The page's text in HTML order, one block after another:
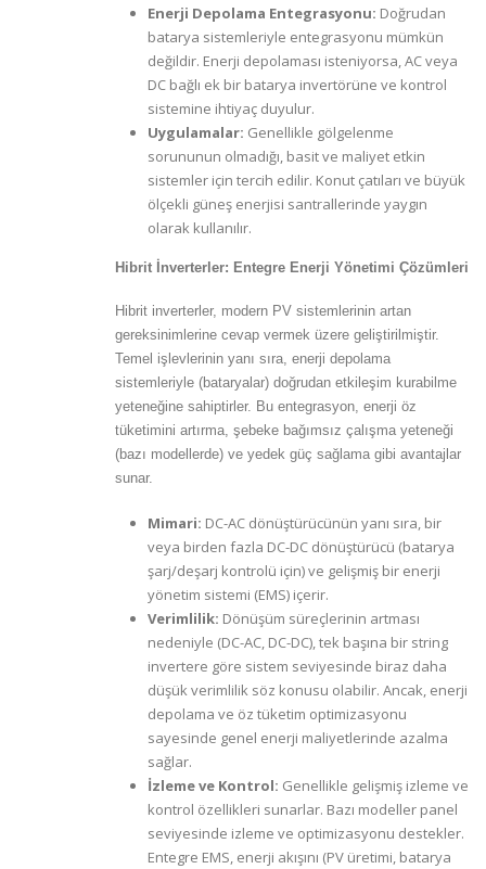
Enerji Depolama Entegrasyonu: Doğrudan
batarya sistemleriyle entegrasyonu mümkün
değildir. Enerji depolaması isteniyorsa, AC veya
DC bağlı ek bir batarya invertörüne ve kontrol
sistemine ihtiyaç duyulur.
Uygulamalar: Genellikle gölgelenme
sorununun olmadığı, basit ve maliyet etkin
sistemler için tercih edilir. Konut çatıları ve büyük
ölçekli güneş enerjisi santrallerinde yaygın
olarak kullanılır.
Hibrit İnverterler: Entegre Enerji Yönetimi Çözümleri
Hibrit inverterler, modern PV sistemlerinin artan
gereksinimlerine cevap vermek üzere geliştirilmiştir.
Temel işlevlerinin yanı sıra, enerji depolama
sistemleriyle (bataryalar) doğrudan etkileşim kurabilme
yeteneğine sahiptirler. Bu entegrasyon, enerji öz
tüketimini artırma, şebeke bağımsız çalışma yeteneği
(bazı modellerde) ve yedek güç sağlama gibi avantajlar
sunar.
Mimari: DC-AC dönüştürücünün yanı sıra, bir
veya birden fazla DC-DC dönüştürücü (batarya
şarj/deşarj kontrolü için) ve gelişmiş bir enerji
yönetim sistemi (EMS) içerir.
Verimlilik: Dönüşüm süreçlerinin artması
nedeniyle (DC-AC, DC-DC), tek başına bir string
invertere göre sistem seviyesinde biraz daha
düşük verimlilik söz konusu olabilir. Ancak, enerji
depolama ve öz tüketim optimizasyonu
sayesinde genel enerji maliyetlerinde azalma
sağlar.
İzleme ve Kontrol: Genellikle gelişmiş izleme ve
kontrol özellikleri sunarlar. Bazı modeller panel
seviyesinde izleme ve optimizasyonu destekler.
Entegre EMS, enerji akışını (PV üretimi, batarya